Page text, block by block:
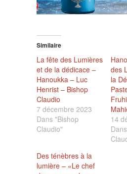
Similaire
La fête des Lumières
et de la dédicace –
Hanoukka – Luc
Henrist – Bishop
Claudio
7 décembre 2023
Dans "Bishop
Claudio"
des
la
14
Des ténèbres à la
lumière – «Le chef